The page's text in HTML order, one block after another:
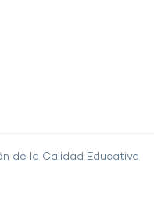
de la Calidad Educativa